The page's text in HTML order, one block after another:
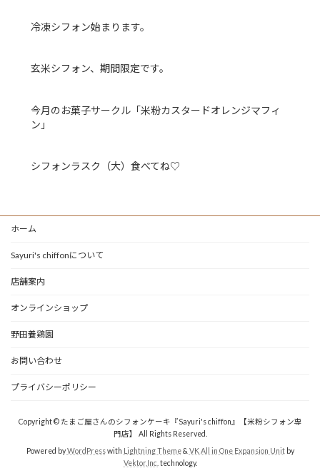
冷凍シフォン始まります。
玄米シフォン、期間限定です。
今月のお菓子サークル「米粉カスタードオレンジマフィ
ン」
シフォンラスク（大）食べてね♡
ホーム
Sayuri's chiffonについて
店舗案内
オンラインショップ
野田養鶏園
お問い合わせ
プライバシーポリシー
Copyright © たまご屋さんのシフォンケーキ『Sayuri's chiffon』【米粉シフォン専
門店】 All Rights Reserved.
Powered byWordPresswith Lightning Theme& VK All in One Expansion Unitby
Vektor,Inc. technology.